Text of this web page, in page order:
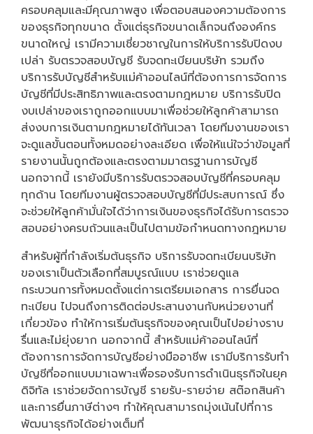
ครอบคลุมและมีคุณภาพสูง เพื่อตอบสนองความต้องการ
ของธุรกิจทุกขนาด ตั้งแต่ธุรกิจขนาดเล็กจนถึงองค์กร
ขนาดใหญ่ เรามีความเชี่ยวชาญในการให้บริการรับปิดงบ
เปล่า รับตรวจสอบบัญชี รับจดทะเบียนบริษัท รวมถึง
บริการรับบัญชีสำหรับแม่ค้าออนไลน์ที่ต้องการการจัดการ
บัญชีที่มีประสิทธิภาพและตรงตามกฎหมาย บริการรับปิด
งบเปล่าของเราถูกออกแบบมาเพื่อช่วยให้ลูกค้าสามารถ
ส่งงบการเงินตามกฎหมายได้ทันเวลา โดยทีมงานของเรา
จะดูแลขั้นตอนทั้งหมดอย่างละเอียด เพื่อให้แน่ใจว่าข้อมูลที่
รายงานนั้นถูกต้องและตรงตามมาตรฐานการบัญชี
นอกจากนี้ เรายังมีบริการรับตรวจสอบบัญชีที่ครอบคลุม
ทุกด้าน โดยทีมงานผู้ตรวจสอบบัญชีที่มีประสบการณ์ ซึ่ง
จะช่วยให้ลูกค้ามั่นใจได้ว่าการเงินของธุรกิจได้รับการตรวจ
สอบอย่างครบถ้วนและเป็นไปตามข้อกำหนดทางกฎหมาย
สำหรับผู้ที่กำลังเริ่มต้นธุรกิจ บริการรับจดทะเบียนบริษัท
ของเราเป็นตัวเลือกที่สมบูรณ์แบบ เราช่วยดูแล
กระบวนการทั้งหมดตั้งแต่การเตรียมเอกสาร การยื่นจด
ทะเบียน ไปจนถึงการติดต่อประสานงานกับหน่วยงานที่
เกี่ยวข้อง ทำให้การเริ่มต้นธุรกิจของคุณเป็นไปอย่างราบ
รื่นและไม่ยุ่งยาก นอกจากนี้ สำหรับแม่ค้าออนไลน์ที่
ต้องการการจัดการบัญชีอย่างมืออาชีพ เรามีบริการรับทำ
บัญชีที่ออกแบบมาเฉพาะเพื่อรองรับการดำเนินธุรกิจในยุค
ดิจิทัล เราช่วยจัดการบัญชี รายรับ-รายจ่าย สต๊อกสินค้า
และการยื่นภาษีต่างๆ ทำให้คุณสามารถมุ่งเน้นไปที่การ
พัฒนาธุรกิจได้อย่างเต็มที่